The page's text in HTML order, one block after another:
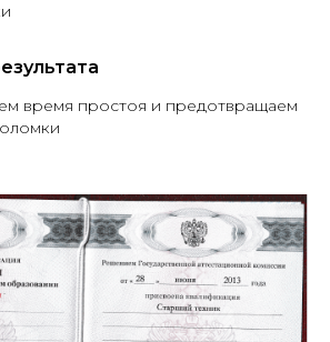
время простоя и предотвращаем